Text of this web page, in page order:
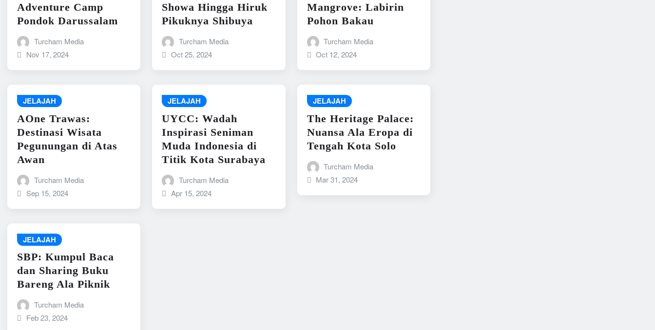
Adventure Camp
Pondok Darussalam
Turcham Media
Nov 17, 2024
Showa Hingga Hiruk
Pikuknya Shibuya
Turcham Media
Oct 25, 2024
Mangrove: Labirin
Pohon Bakau
Turcham Media
Oct 12, 2024
JELAJAH
AOne Trawas:
Destinasi Wisata
Pegunungan di Atas
Awan
Turcham Media
Sep 15, 2024
JELAJAH
UYCC: Wadah
Inspirasi Seniman
Muda Indonesia di
Titik Kota Surabaya
Turcham Media
Apr 15, 2024
JELAJAH
The Heritage Palace:
Nuansa Ala Eropa di
Tengah Kota Solo
Turcham Media
Mar 31, 2024
JELAJAH
SBP: Kumpul Baca
dan Sharing Buku
Bareng Ala Piknik
Turcham Media
Feb 23, 2024